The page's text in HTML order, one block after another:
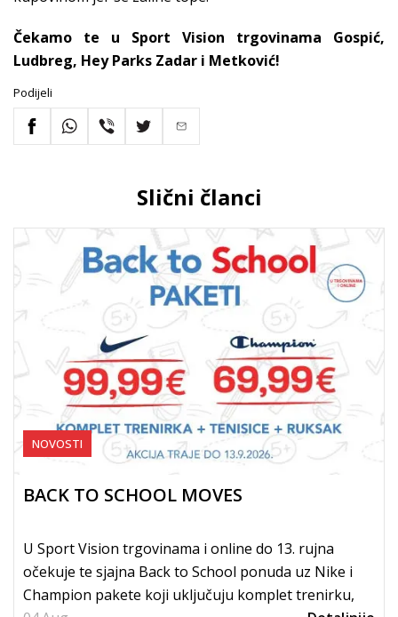
Čekamo te u Sport Vision trgovinama Gospić,
Ludbreg, Hey Parks Zadar i Metković!
Podijeli
Slični članci
NOVOSTI
BACK TO SCHOOL MOVES
U Sport Vision trgovinama i online do 13. rujna
očekuje te sjajna Back to School ponuda uz Nike i
Champion pakete koji uključuju komplet trenirku,